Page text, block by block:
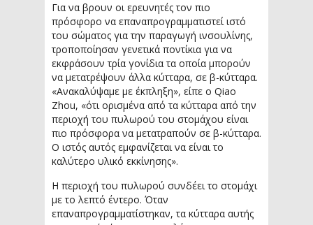
Για να βρουν οι ερευνητές τον πιο
πρόσφορο να επαναπρογραμματιστεί ιστό
του σώματος για την παραγωγή ινσουλίνης,
τροποποίησαν γενετικά ποντίκια για να
εκφράσουν τρία γονίδια τα οποία μπορούν
να μετατρέψουν άλλα κύτταρα, σε β-κύτταρα.
«Ανακαλύψαμε με έκπληξη», είπε ο Qiao
Zhou, «ότι ορισμένα από τα κύτταρα από την
περιοχή του πυλωρού του στομάχου είναι
πιο πρόσφορα να μετατραπούν σε β-κύτταρα.
Ο ιστός αυτός εμφανίζεται να είναι το
καλύτερο υλικό εκκίνησης».
Η περιοχή του πυλωρού συνδέει το στομάχι
με το λεπτό έντερο. Όταν
επαναπρογραμματίστηκαν, τα κύτταρα αυτής